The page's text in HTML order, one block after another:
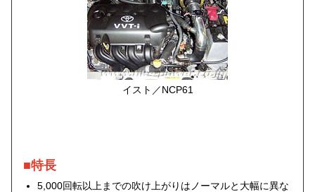
イスト／NCP61
■特長
5,000回転以上までの吹け上がりはノーマルと大幅に異な